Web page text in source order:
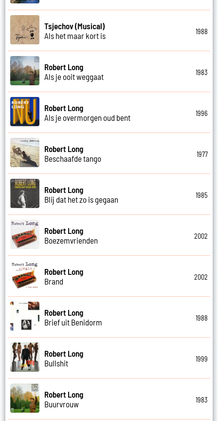
Tsjechov (Musical)
Als het maar kort is
1988
Robert Long
Als je ooit weggaat
1983
Robert Long
Als je overmorgen oud bent
1996
Robert Long
Beschaafde tango
1977
Robert Long
Blij dat het zo is gegaan
1985
Robert Long
Boezemvrienden
2002
Robert Long
Brand
2002
Robert Long
Brief uit Benidorm
1988
Robert Long
Bullshit
1999
Robert Long
Buurvrouw
1983